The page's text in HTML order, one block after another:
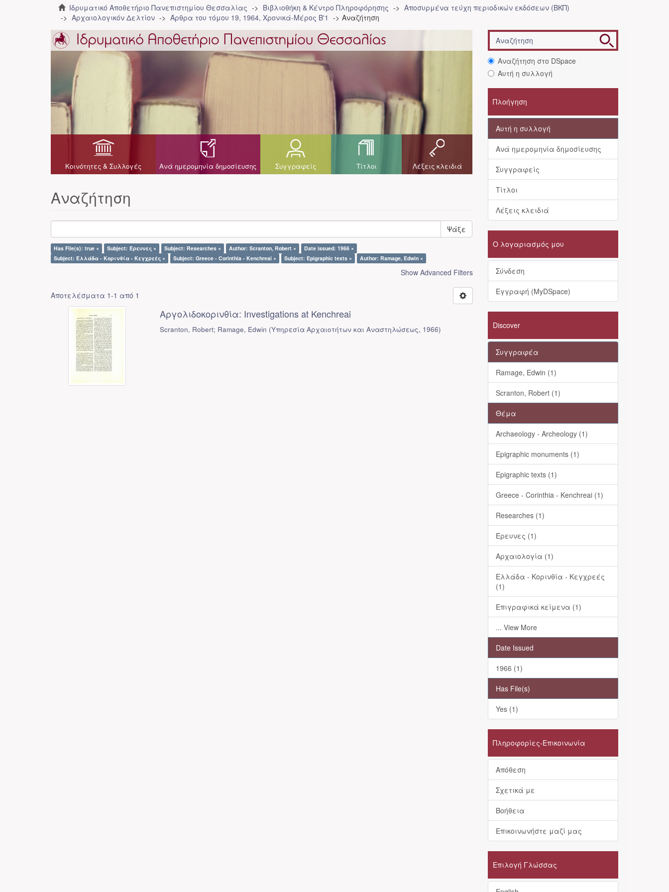
Ιδρυματικό Αποθετήριο Πανεπιστημίου Θεσσαλίας Βιβλιοθήκη & Κέντρο Πληροφόρησης
Αποσυρμένα τεύχη περιοδικών εκδόσεων (ΒΚΠ)
Αρχαιολογικόν Δελτίον
Άρθρα του τόμου 19, 1964, Χρονικά-Μέρος Β'1 Αναζήτηση
Κοινότητες & Συλλογές Ανά ημερομηνία δημοσίευσης Συγγραφείς Τίτλοι Λέξεις κλειδιά
Αναζήτηση
Ψάξε
Has File(s): true × Subject: Έρευνες × Subject: Researches × Author: Scranton, Robert ×
Date issued: 1966 ×
Subject: Ελλάδα - Κορινθία - Κεγχρεές ×
Subject: Greece - Corinthia - Kenchreai × Subject: Epigraphic texts × Author: Ramage, Edwin ×
Show Advanced Filters
Αποτελέσματα 1-1 από 1
Αργολιδοκορινθία: Investigations at Kenchreai
Scranton, Robert; Ramage, Edwin (Υπηρεσία Αρχαιοτήτων και Αναστηλώσεως, 1966)
Αναζήτηση στο DSpace
Αυτή η συλλογή
Πλοήγηση
Αυτή η συλλογή
Ανά ημερομηνία δημοσίευσης
Συγγραφείς
Τίτλοι
Λέξεις κλειδιά
Ο λογαριασμός μου
Σύνδεση
Εγγραφή (MyDSpace)
Discover
Συγγραφέα
Ramage, Edwin (1)
Scranton, Robert (1)
Θέμα
Archaeology - Archeology (1)
Epigraphic monuments (1)
Epigraphic texts (1)
Greece - Corinthia - Kenchreai (1)
Researches (1)
Έρευνες (1)
Αρχαιολογία (1)
Ελλάδα - Κορινθία - Κεγχρεές
(1)
Επιγραφικά κείμενα (1)
... View More
Date Issued
1966 (1)
Has File(s)
Yes (1)
Πληροφορίες-Επικοινωνία
Απόθεση
Σχετικά με
Βοήθεια
Επικοινωνήστε μαζί μας
Επιλογή Γλώσσας